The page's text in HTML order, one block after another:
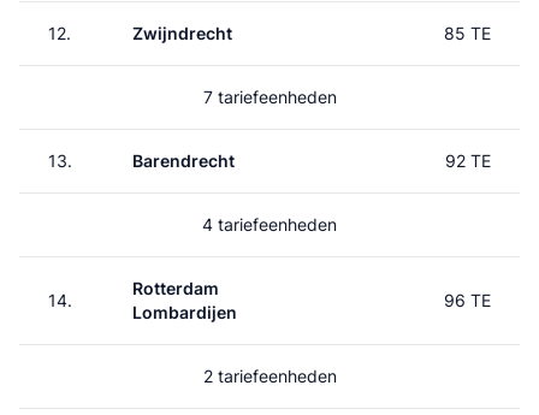
12. Zwijndrecht 85 TE
7 tariefeenheden
13. Barendrecht 92 TE
4 tariefeenheden
14.
Rotterdam
Lombardijen
96 TE
2 tariefeenheden